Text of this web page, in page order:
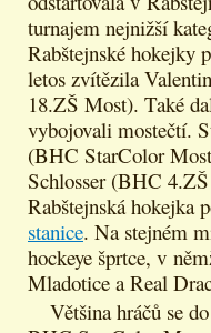
turnajem nejnižší
Rabštejnské hokejky
letos zvítězila
18.ZŠ Most). Také
vybojovali mostečtí.
(BHC StarColor
Schlosser (BHC
Rabštejnská hokejka
stanice. Na stejném
hockeye šprtce, v
Mladotice a Real
Většina hráčů se